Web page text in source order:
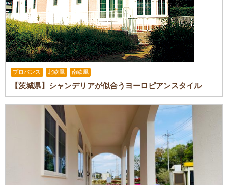
プロバンス 北欧風 南欧風
【茨城県】シャンデリアが似合うヨーロピアンスタイル